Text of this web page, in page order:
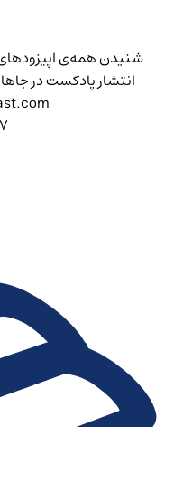
همه‌ی اپیزودهای
انتشار پادکست در جاهای دیگر